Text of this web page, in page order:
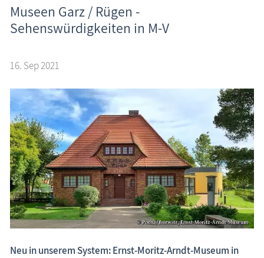
Freizeit
Wissenswertes
Veranstaltungen
Blog
Fischland-Darß-Zingst.net: neu eingestellte Unterkünfte, neue Beiträge,
neue Bilderserien von traditionellen Festen
Museen Garz / Rügen -
Sehenswürdigkeiten in M-V
16. Sep 2021
Neu in unserem System: Ernst-Moritz-Arndt-Museum in